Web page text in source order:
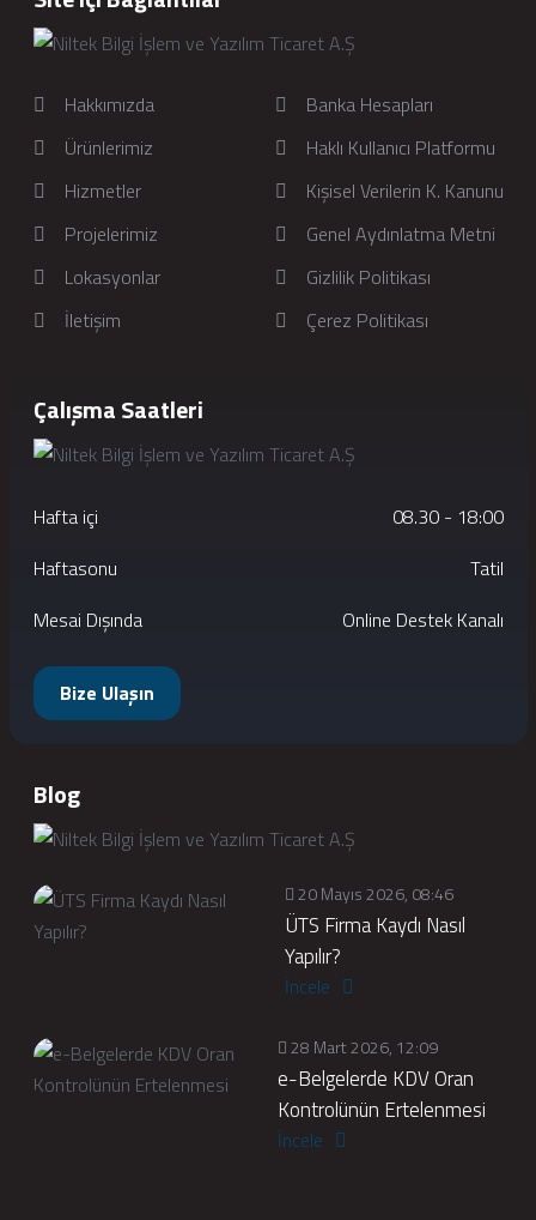
Hakkımızda
Ürünlerimiz
Hizmetler
Projelerimiz
Lokasyonlar
İletişim
Banka Hesapları
Haklı Kullanıcı Platformu
Kişisel Verilerin K. Kanunu
Genel Aydınlatma Metni
Gizlilik Politikası
Çerez Politikası
Çalışma Saatleri
Hafta içi
08.30 - 18:00
Haftasonu
Tatil
Mesai Dışında
Online Destek Kanalı
Bize Ulaşın
Blog
20 Mayıs 2026, 08:46
ÜTS Firma Kaydı Nasıl
Yapılır?
İncele
28 Mart 2026, 12:09
e-Belgelerde KDV Oran
Kontrolünün Ertelenmesi
İncele